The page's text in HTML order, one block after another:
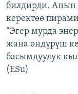
ЭЕ/АРнун
билдирди. Анын
керектөө
“Эгер мурда
жана өндүрүш
басымдуулук
(ESu)